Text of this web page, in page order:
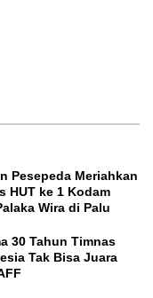
Pesepeda Meriahkan
HUT ke 1 Kodam
Wira di Palu
30 Tahun Timnas
Tak Bisa Juara